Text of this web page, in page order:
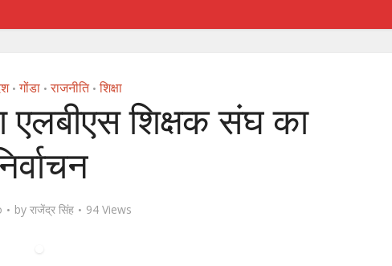
• गोंडा • राजनीति • शिक्षा
एलबीएस शिक्षक संघ का
byराजेंद्र सिंह 94 Views